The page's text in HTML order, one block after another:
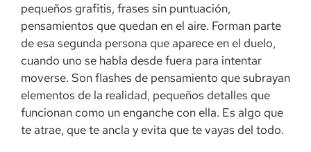
pequeños grafitis, frases sin puntuación,
pensamientos que quedan en el aire. Forman parte
de esa segunda persona que aparece en el duelo,
cuando uno se habla desde fuera para intentar
moverse. Son flashes de pensamiento que subrayan
elementos de la realidad, pequeños detalles que
funcionan como un enganche con ella. Es algo que
te atrae, que te ancla y evita que te vayas del todo.